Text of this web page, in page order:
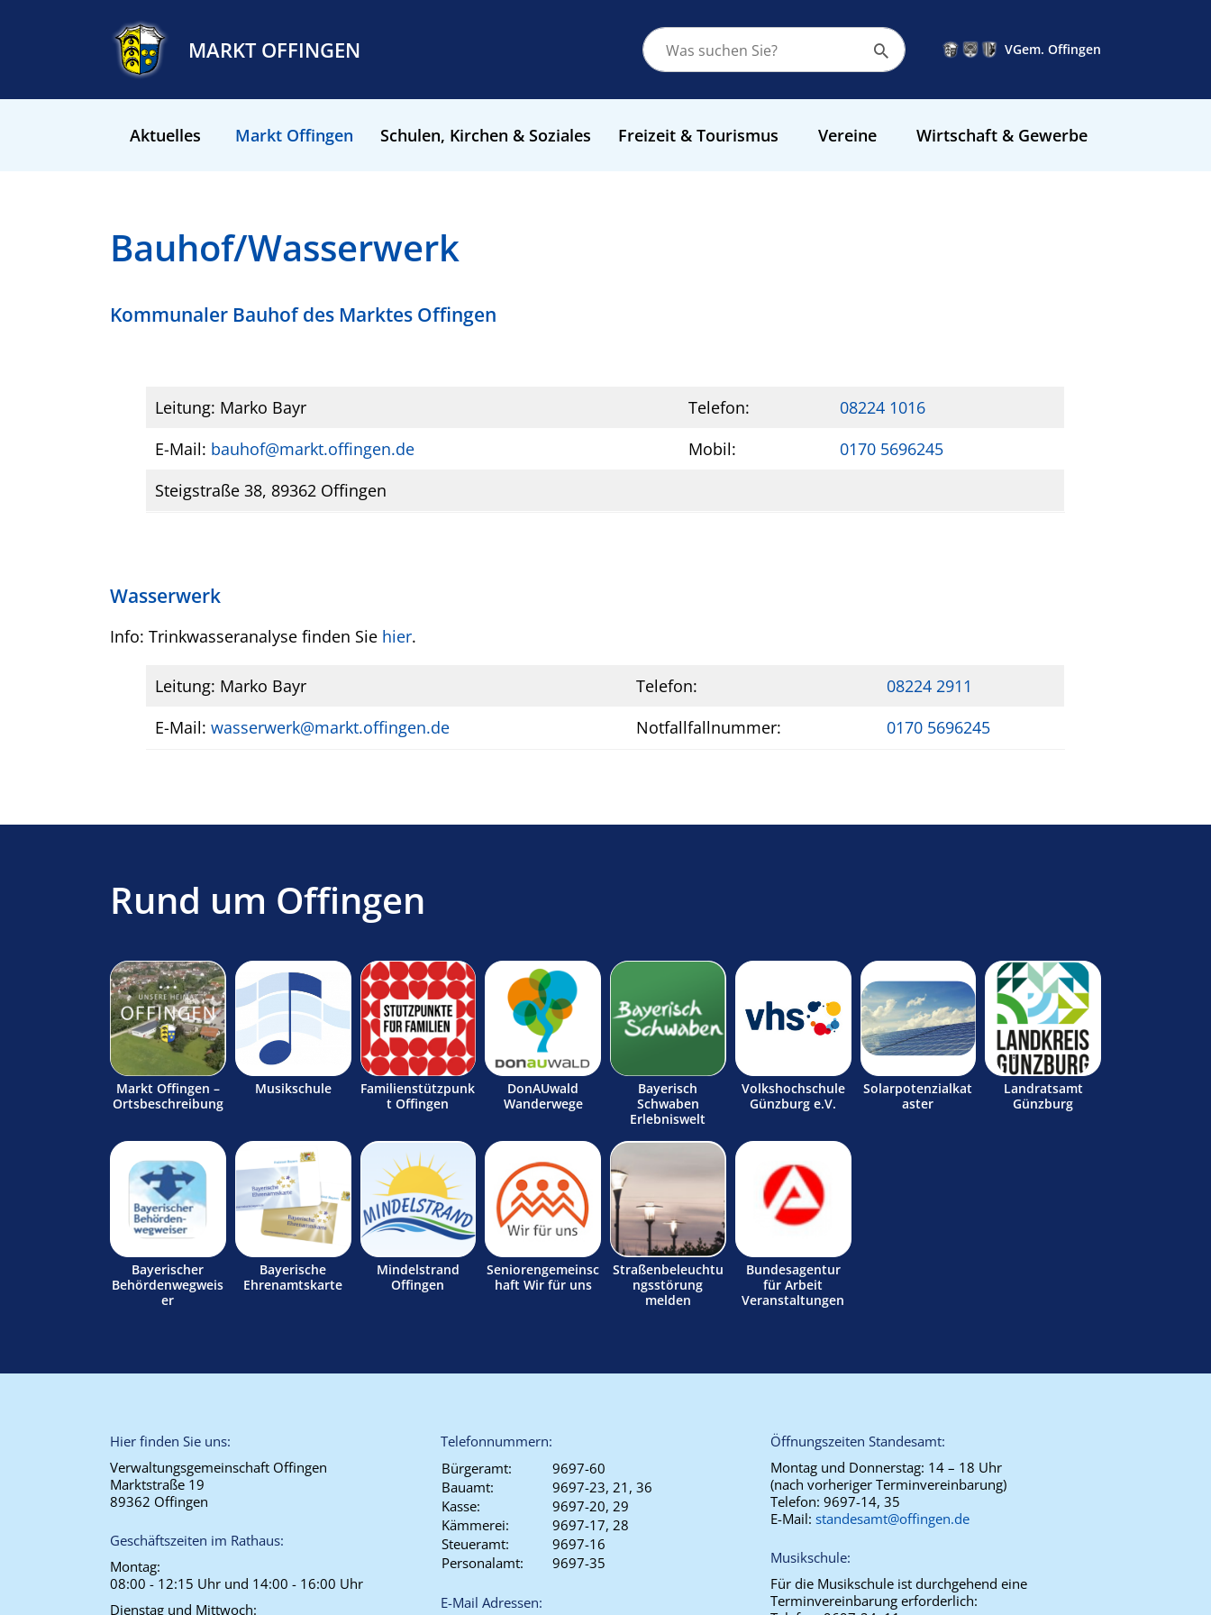
MARKT OFFINGEN VGem. Offingen
Aktuelles Markt Offingen Schulen, Kirchen & Soziales Freizeit & Tourismus Vereine Wirtschaft & Gewerbe
Bauhof/Wasserwerk
Kommunaler Bauhof des Marktes Offingen
Leitung: Marko Bayr Telefon:
08224 1016
E-Mail: bauhof@markt.offingen.de Mobil:
0170 5696245
Steigstraße 38, 89362 Offingen
Wasserwerk
Info: Trinkwasseranalyse finden Sie hier.
Leitung: Marko Bayr Telefon:
08224 2911
E-Mail: wasserwerk@markt.offingen.de Notfallfallnummer: 0170 5696245
Rund um Offingen
Markt Offingen –
Ortsbeschreibung
Musikschule
Familienstützpunk
t Offingen
DonAUwald
Wanderwege
Bayerisch
Schwaben
Erlebniswelt
Volkshochschule
Günzburg e.V.
Solarpotenzialkat
aster
Landratsamt
Günzburg
Bayerischer
Behördenwegweis
er
Bayerische
Ehrenamtskarte
Mindelstrand
Offingen
Seniorengemeinsc
haft Wir für uns
Straßenbeleuchtu
ngsstörung
melden
Bundesagentur
für Arbeit
Veranstaltungen
Hier finden Sie uns:
Verwaltungsgemeinschaft Offingen
Marktstraße 19
89362 Offingen
Geschäftszeiten im Rathaus:
Montag:
08:00 - 12:15 Uhr und 14:00 - 16:00 Uhr
Dienstag und Mittwoch:
Telefonnummern:
Bürgeramt:
9697-60
Bauamt:
9697-23, 21, 36
Kasse:
9697-20, 29
Kämmerei:
9697-17, 28
Steueramt:
9697-16
Personalamt:
9697-35
E-Mail Adressen:
Öffnungszeiten Standesamt:
Montag und Donnerstag: 14 – 18 Uhr
(nach vorheriger Terminvereinbarung)
Telefon:9697-14, 35
E-Mail:standesamt@offingen.de
Musikschule:
Für die Musikschule ist durchgehend eine
Terminvereinbarung erforderlich: